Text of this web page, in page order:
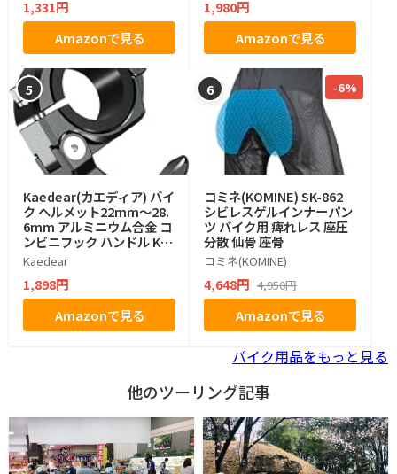
1,331円
Amazonで見る
1,980円
Amazonで見る
5
Kaedear(カエディア) バイ
ク ヘルメット22mm～28.
6mm アルミニウム合金 コ
ンビニフック ハンドル KD
R-RF2 (リングタイプ)
Kaedear
1,898円
Amazonで見る
6 -6%
コミネ(KOMINE) SK-862
シビレスゲルインナーパン
ツ バイク用 痺れレス 座圧
分散 仙骨 座骨
コミネ(KOMINE)
4,648円 4,950円
Amazonで見る
バイク用品をもっと見る
他のツーリング記事